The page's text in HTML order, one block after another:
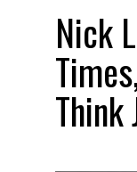
Nick
Think